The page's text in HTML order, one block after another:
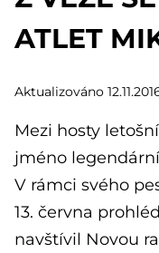
ATLET
Aktualizováno
Mezi hosty
jméno
V rámci svého
13. června
navštívil Novou